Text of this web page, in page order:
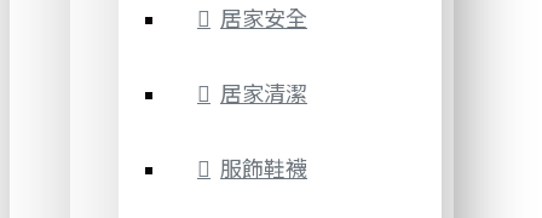
居家安全
居家清潔
服飾鞋襪